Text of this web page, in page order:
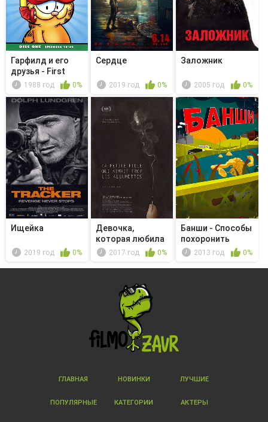
Гарфилд и его
друзья - First
Class Fe...
1988 год 0%
Сердце
2019 год 0%
Заложник
2005 год 0%
Ищейка
2019 год 0%
Девочка,
которая любила
играть со спи...
2017 год 0%
Банши - Способы
похоронить
человека
2013 год 0%
ГЛАВНАЯ НОВИНКИ ЛУЧШИЕ
ПОПУЛЯРНЫЕ КАТЕГОРИИ АКТЕРЫ